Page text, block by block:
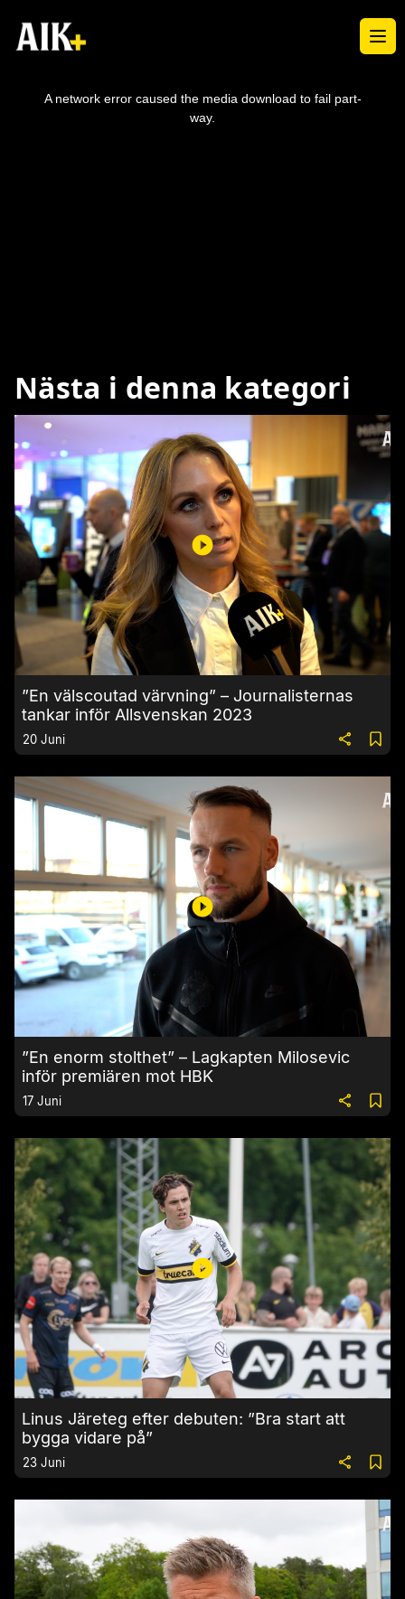
A network error caused the media download to fail part-
way.
Nästa i denna kategori
”En välscoutad värvning” – Journalisternas
tankar inför Allsvenskan 2023
20 Juni
”En enorm stolthet” – Lagkapten Milosevic
inför premiären mot HBK
17 Juni
Linus Järeteg efter debuten: ”Bra start att
bygga vidare på”
23 Juni